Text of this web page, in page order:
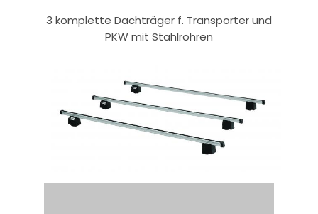
3 komplette Dachträger f. Transporter und
PKW mit Stahlrohren